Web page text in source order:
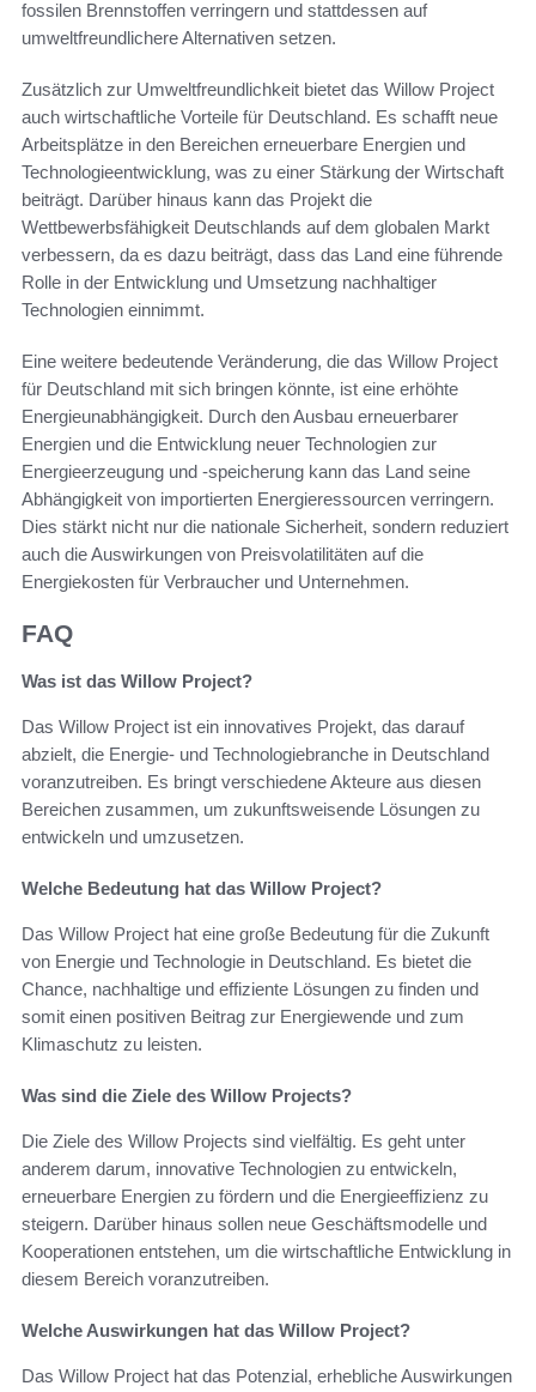
fossilen Brennstoffen verringern und stattdessen auf
umweltfreundlichere Alternativen setzen.
Zusätzlich zur Umweltfreundlichkeit bietet das Willow Project
auch wirtschaftliche Vorteile für Deutschland. Es schafft neue
Arbeitsplätze in den Bereichen erneuerbare Energien und
Technologieentwicklung, was zu einer Stärkung der Wirtschaft
beiträgt. Darüber hinaus kann das Projekt die
Wettbewerbsfähigkeit Deutschlands auf dem globalen Markt
verbessern, da es dazu beiträgt, dass das Land eine führende
Rolle in der Entwicklung und Umsetzung nachhaltiger
Technologien einnimmt.
Eine weitere bedeutende Veränderung, die das Willow Project
für Deutschland mit sich bringen könnte, ist eine erhöhte
Energieunabhängigkeit. Durch den Ausbau erneuerbarer
Energien und die Entwicklung neuer Technologien zur
Energieerzeugung und -speicherung kann das Land seine
Abhängigkeit von importierten Energieressourcen verringern.
Dies stärkt nicht nur die nationale Sicherheit, sondern reduziert
auch die Auswirkungen von Preisvolatilitäten auf die
Energiekosten für Verbraucher und Unternehmen.
FAQ
Was ist das Willow Project?
Das Willow Project ist ein innovatives Projekt, das darauf
abzielt, die Energie- und Technologiebranche in Deutschland
voranzutreiben. Es bringt verschiedene Akteure aus diesen
Bereichen zusammen, um zukunftsweisende Lösungen zu
entwickeln und umzusetzen.
Welche Bedeutung hat das Willow Project?
Das Willow Project hat eine große Bedeutung für die Zukunft
von Energie und Technologie in Deutschland. Es bietet die
Chance, nachhaltige und effiziente Lösungen zu finden und
somit einen positiven Beitrag zur Energiewende und zum
Klimaschutz zu leisten.
Was sind die Ziele des Willow Projects?
Die Ziele des Willow Projects sind vielfältig. Es geht unter
anderem darum, innovative Technologien zu entwickeln,
erneuerbare Energien zu fördern und die Energieeffizienz zu
steigern. Darüber hinaus sollen neue Geschäftsmodelle und
Kooperationen entstehen, um die wirtschaftliche Entwicklung in
diesem Bereich voranzutreiben.
Welche Auswirkungen hat das Willow Project?
Das Willow Project hat das Potenzial, erhebliche Auswirkungen